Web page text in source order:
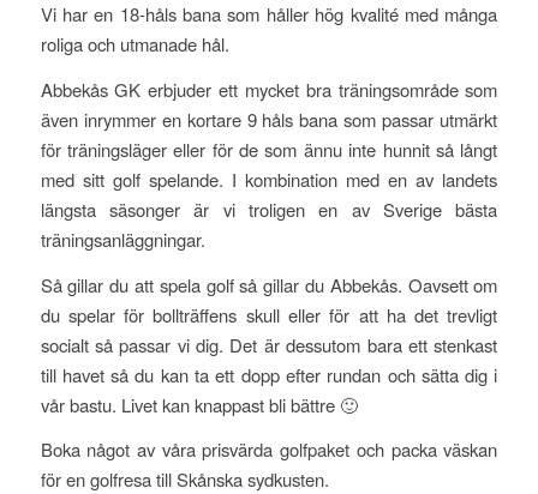
Vi har en 18-håls bana som håller hög kvalité med många
roliga och utmanade hål.
Abbekås GK erbjuder ett mycket bra träningsområde som
även inrymmer en kortare 9 håls bana som passar utmärkt
för träningsläger eller för de som ännu inte hunnit så långt
med sitt golf spelande. I kombination med en av landets
längsta säsonger är vi troligen en av Sverige bästa
träningsanläggningar.
Så gillar du att spela golf så gillar du Abbekås. Oavsett om
du spelar för bollträffens skull eller för att ha det trevligt
socialt så passar vi dig. Det är dessutom bara ett stenkast
till havet så du kan ta ett dopp efter rundan och sätta dig i
vår bastu. Livet kan knappast bli bättre 🙂
Boka något av våra prisvärda golfpaket och packa väskan
för en golfresa till Skånska sydkusten.